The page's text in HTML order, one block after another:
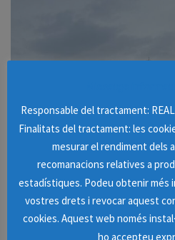
Responsable del tractament:
Finalitats del tractament: les
mesurar el rendiment dels
recomanacions relatives a
estadístiques. Podeu obtenir més
vostres drets i revocar aquest
cookies. Aquest web només
ho accepteu